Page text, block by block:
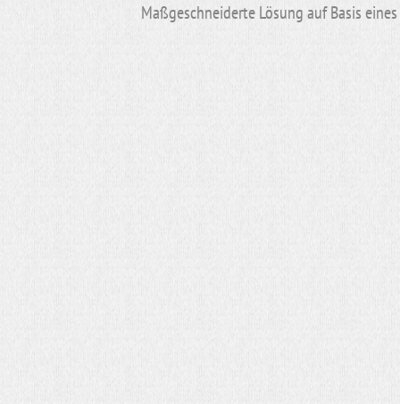
Maßgeschneiderte Lösung auf Basis